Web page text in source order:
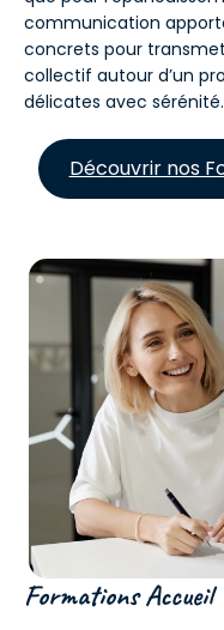
communication
concrets pour
collectif autour d’un
délicates avec sérénité.
Découvrir nos
Formations Accueil